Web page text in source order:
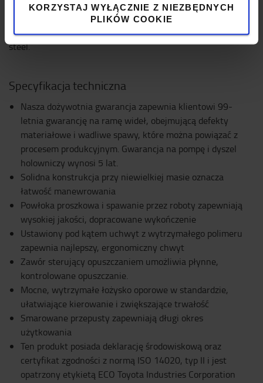
KORZYSTAJ WYŁĄCZNIE Z NIEZBĘDNYCH
PLIKÓW COOKIE
and biogas in the most common frame sizes of our hand
pallet trucks. The presence of SSAB Zero™ steel grants a
significantly smaller carbon footprint compared to virgin
steel.
Specyfikacja techniczna
Nasza dożywotnia gwarancja zapewnia klientowi 99-
letnia gwarancję na ramę wideł, obejmującą defekty
materiałowe i wadliwe spawy, które można powiązać z
procesem produkcyjnym. Gwarancja na pompę i dyszel
holowniczy wynosi 5 lat.
Solidna konstrukcja przy niewielkiej masie oznacza
łatwość manewrowania
Powłoka proszkowa i spawanie przez roboty zapewniają
wysokiej jakości, dopracowane wykończenie
Ustawiony pod kątem uchwyt z wytrzymałego polimeru
zapewnia najlepszy, ergonomiczny chwyt
Zawór sterujący opuszczaniem umożliwia płynne,
kontrolowane opuszczanie.
Mocne, wytrzymałe łożysko oporowe w standardzie,
ułatwiające kierowanie i zwiększające trwałość
Smarowane przepusty zapewniają długi okres
użytkowania
Ten produkt posiada deklarację środowiskową oraz
certyfikat zgodności z normą ISO 14020, typ II i jest
opatrzony etykietą ECO Toyota Industries Corporation